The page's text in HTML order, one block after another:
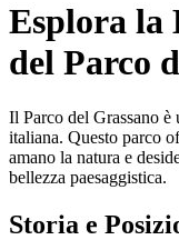
Esplora la
del Parco
Il Parco del Grassano è
italiana. Questo parco
amano la natura e
bellezza paesaggistica.
Storia e